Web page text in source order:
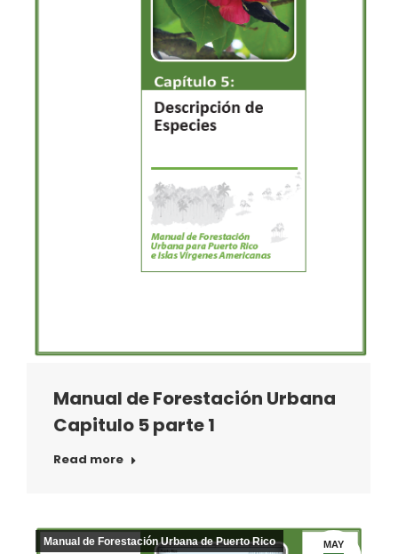
Manual de Forestación Urbana
Capitulo 5 parte 1
Read more
MAY
Manual de Forestación Urbana de Puerto Rico